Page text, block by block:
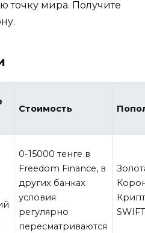
точку мира. Получите
Стоимость
0-15000 тенге в
Freedom Finance, в
других банках
условия
регулярно
пересматриваются